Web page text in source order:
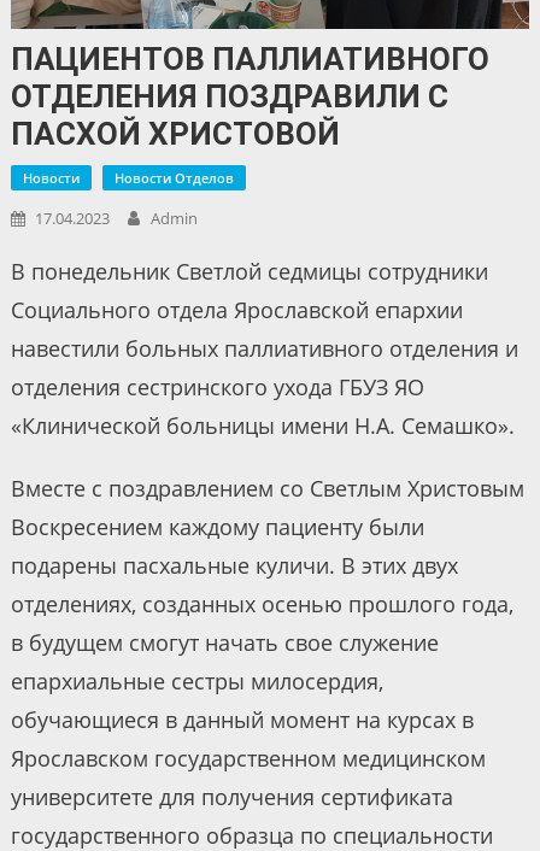
ПАЦИЕНТОВ ПАЛЛИАТИВНОГО
ОТДЕЛЕНИЯ ПОЗДРАВИЛИ С
ПАСХОЙ ХРИСТОВОЙ
Новости Новости Отделов
17.04.2023 Admin
В понедельник Светлой седмицы сотрудники
Социального отдела Ярославской епархии
навестили больных паллиативного отделения и
отделения сестринского ухода ГБУЗ ЯО
«Клинической больницы имени Н.А. Семашко».
Вместе с поздравлением со Светлым Христовым
Воскресением каждому пациенту были
подарены пасхальные куличи. В этих двух
отделениях, созданных осенью прошлого года,
в будущем смогут начать свое служение
епархиальные сестры милосердия,
обучающиеся в данный момент на курсах в
Ярославском государственном медицинском
университете для получения сертификата
государственного образца по специальности